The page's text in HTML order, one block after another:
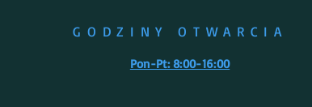
GODZINY OTWARCIA
Pon-Pt: 8:00-16:00